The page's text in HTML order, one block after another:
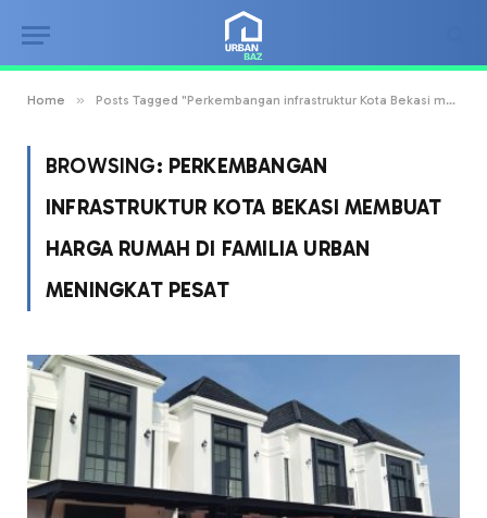
Home » Posts Tagged "Perkembangan infrastruktur Kota Bekasi membuat harga rumah di Familia Urban meningkat pesat"
BROWSING: PERKEMBANGAN
INFRASTRUKTUR KOTA BEKASI MEMBUAT
HARGA RUMAH DI FAMILIA URBAN
MENINGKAT PESAT